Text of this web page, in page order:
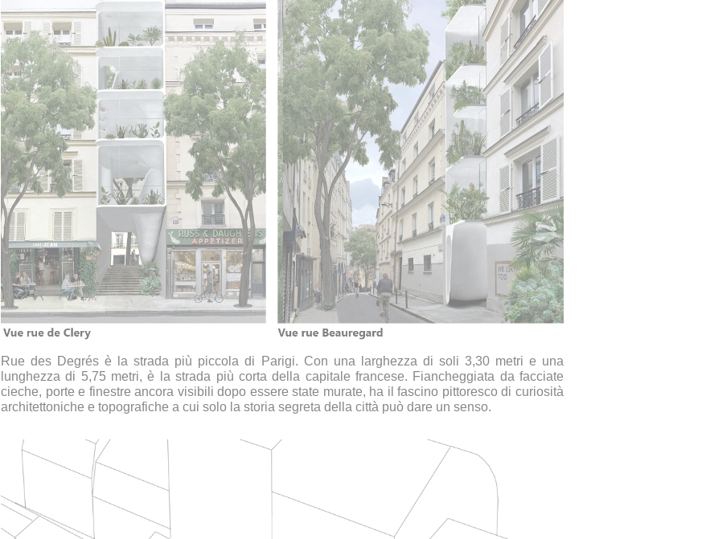
Rue des Degrés è la strada più piccola di Parigi. Con una larghezza di soli 3,30 metri e una
lunghezza di 5,75 metri, è la strada più corta della capitale francese. Fiancheggiata da facciate
cieche, porte e finestre ancora visibili dopo essere state murate, ha il fascino pittoresco di curiosità
architettoniche e topografiche a cui solo la storia segreta della città può dare un senso.